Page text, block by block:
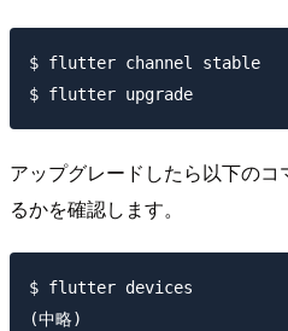
$ flutter channel stable
アップグレードしたら以下の
るかを確認します。
$ flutter devices
(中略)